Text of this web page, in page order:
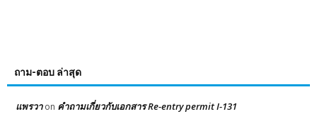
ถาม-ตอบ ล่าสุด
แพรวาon คำถามเกี่ยวกับเอกสาร Re-entry permit I-131